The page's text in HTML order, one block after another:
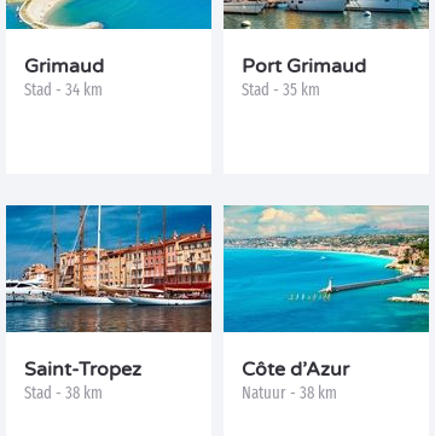
Grimaud
Stad - 34 km
Port Grimaud
Stad - 35 km
Saint-Tropez
Stad - 38 km
Côte d’Azur
Natuur - 38 km